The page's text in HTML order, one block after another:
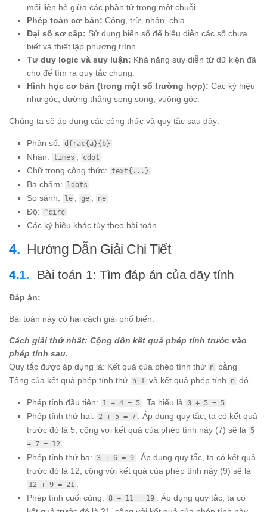
mối liên hệ giữa các phần tử trong một chuỗi.
Phép toán cơ bản: Cộng, trừ, nhân, chia.
Đại số sơ cấp: Sử dụng biến số để biểu diễn các số chưa
biết và thiết lập phương trình.
Tư duy logic và suy luận: Khả năng suy diễn từ dữ kiện đã
cho để tìm ra quy tắc chung.
Hình học cơ bản (trong một số trường hợp): Các ký hiệu
như góc, đường thẳng song song, vuông góc.
Chúng ta sẽ áp dụng các công thức và quy tắc sau đây:
Phân số: dfrac{a}{b}
Nhân: times cdot
Chữ trong công thức: text{...}
Ba chấm: ldots
So sánh: le ge ne
Độ: ^circ
Các ký hiệu khác tùy theo bài toán.
Hướng Dẫn Giải Chi Tiết
Bài toán 1: Tìm đáp án của dãy tính
Đáp án:
Bài toán này có hai cách giải phổ biến:
Cách giải thứ nhất: Cộng dồn kết quả phép tính trước vào
phép tính sau.
Quy tắc được áp dụng là: Kết quả của phép tính thứ n
bằng
Tổng của kết quả phép tính thứ n-1 và kết quả phép tính n đó.
Phép tính đầu tiên: 1 + 4 = 5 . Ta hiểu là 0 + 5 = 5
Phép tính thứ hai:
2 + 5 = 7
. Áp dụng quy tắc, ta có kết quả
trước đó là 5, cộng với kết quả của phép tính này (7) sẽ là
5
+ 7 = 12
Phép tính thứ ba: 3 + 6 = 9
. Áp dụng quy tắc, ta có kết quả
trước đó là 12, cộng với kết quả của phép tính này (9) sẽ là
12 + 9 = 21
Phép tính cuối cùng: 8 + 11 = 19
. Áp dụng quy tắc, ta có